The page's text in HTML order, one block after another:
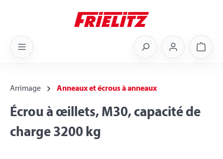
Arrimage Anneaux et écrous à anneaux
Écrou à œillets, M30, capacité de
charge 3200 kg